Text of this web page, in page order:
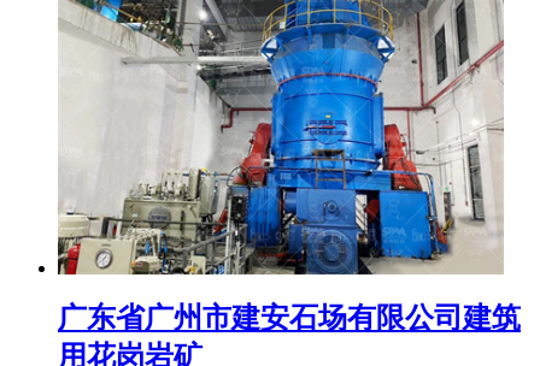
广东省广州市建安石场有限公司建筑
用花岗岩矿